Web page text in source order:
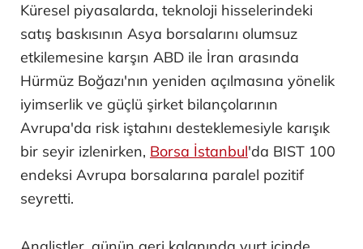
Küresel piyasalarda, teknoloji hisselerindeki
satış baskısının Asya borsalarını olumsuz
etkilemesine karşın ABD ile İran arasında
Hürmüz Boğazı'nın yeniden açılmasına yönelik
iyimserlik ve güçlü şirket bilançolarının
Avrupa'da risk iştahını desteklemesiyle karışık
bir seyir izlenirken, Borsa İstanbul'da BIST 100
endeksi Avrupa borsalarına paralel pozitif
seyretti.